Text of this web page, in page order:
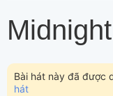
Bài hát này đã được
hát